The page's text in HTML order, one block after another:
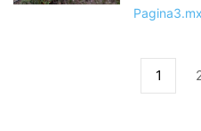
Pagina3.mx
1